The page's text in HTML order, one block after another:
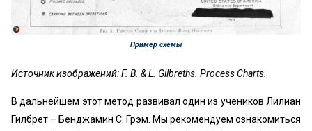
Пример схемы
Источник изображений: F. B. & L. Gilbreths. Process Charts.
В дальнейшем этот метод развивал один из учеников Лилиан
Гилбрет – Бенджамин С. Грэм. Мы рекомендуем ознакомиться